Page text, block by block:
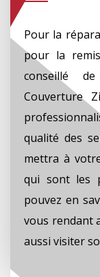
Pour la
pour la
conseillé
Couverture
qualité des
mettra à
qui sont les
pouvez en
vous rendant
aussi visiter